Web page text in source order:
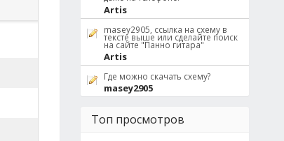
Artis
masey2905, ссылка на схему в
тексте выше или сделайте поиск
на сайте "Панно гитара"
Artis
Где можно скачать схему?
masey2905
Топ просмотров